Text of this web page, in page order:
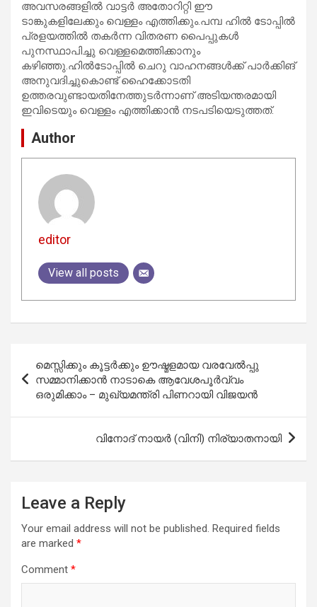
അവസരങ്ങളിൽ വാട്ടർ അതോറിറ്റി ഈ
ടാങ്കുകളിലേക്കും വെള്ളം എത്തിക്കും.പമ്പ ഹിൽ ടോപ്പിൽ
പ്രളയത്തിൽ തകർന്ന വിതരണ പൈപ്പുകൾ
പുനസ്ഥാപിച്ചു വെള്ളമെത്തിക്കാനും
കഴിഞ്ഞു.ഹിൽടോപ്പിൽ ചെറു വാഹനങ്ങൾക്ക് പാർക്കിങ്
അനുവദിച്ചുകൊണ്ട് ഹൈക്കോടതി
ഉത്തരവുണ്ടായതിനേത്തുടർന്നാണ് അടിയന്തരമായി
ഇവിടെയും വെള്ളം എത്തിക്കാൻ നടപടിയെടുത്തത്‌.
Author
editor
View all posts
navigation
മെസ്സിക്കും കൂട്ടർക്കും ഊഷ്മളമായ വരവേൽപ്പു
സമ്മാനിക്കാൻ നാടാകെ ആവേശപൂർവ്വം
ഒരുമിക്കാം – മുഖ്യമന്ത്രി പിണറായി വിജയന്‍
വിനോദ് നായര്‍ (വിനി) നിര്യാതനായി
Leave a Reply
Your email address will not be published. Required fields
are marked *
Comment *